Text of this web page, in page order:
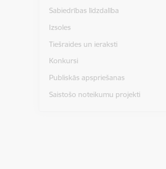
Sabiedrības līdzdalība
Izsoles
Tiešraides un ieraksti
Konkursi
Publiskās apspriešanas
Saistošo noteikumu projekti